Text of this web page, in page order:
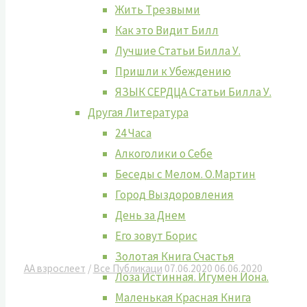
Жить Tрезвыми
Как это Видит Билл
Лучшие Cтатьи Билла У.
Пришли к Убеждению
ЯЗЫК СЕРДЦА Статьи Билла У.
Другая Литература
24 Часа
Алкоголики о Себе
Беседы с Мелом. О.Мартин
Город Выздоровления
День за Днем
Его зовут Борис
Золотая Книга Счастья
Лоза Истинная. Игумен Иона.
Маленькая Красная Книга
АА взрослеет / Все Публикаци 07.06.2020 06.06.2020